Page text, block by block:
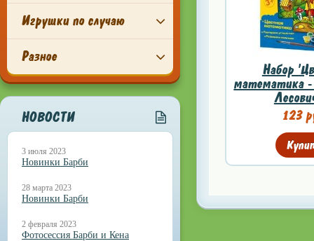
Игрушки по случаю
Разное
НОВОСТИ
3 июля 2023
Новинки Барби
28 марта 2023
Новинки Барби
2 февраля 2023
Фотосессия Барби и Кена
Набор
математика
123